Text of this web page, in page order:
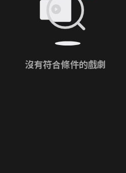
沒有符合條件的戲劇